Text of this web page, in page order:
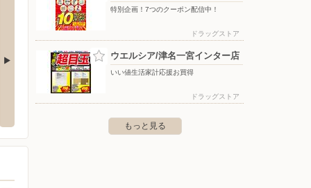
特別企画！7つのクーポン配信中！
ドラッグストア
ウエルシア/津名一宮インター店
いい値生活家計応援お買得
ドラッグストア
もっと見る